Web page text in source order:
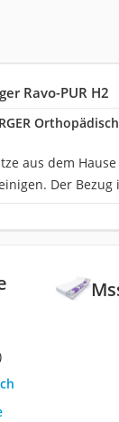
Ravo-PUR H2
aus dem
Der